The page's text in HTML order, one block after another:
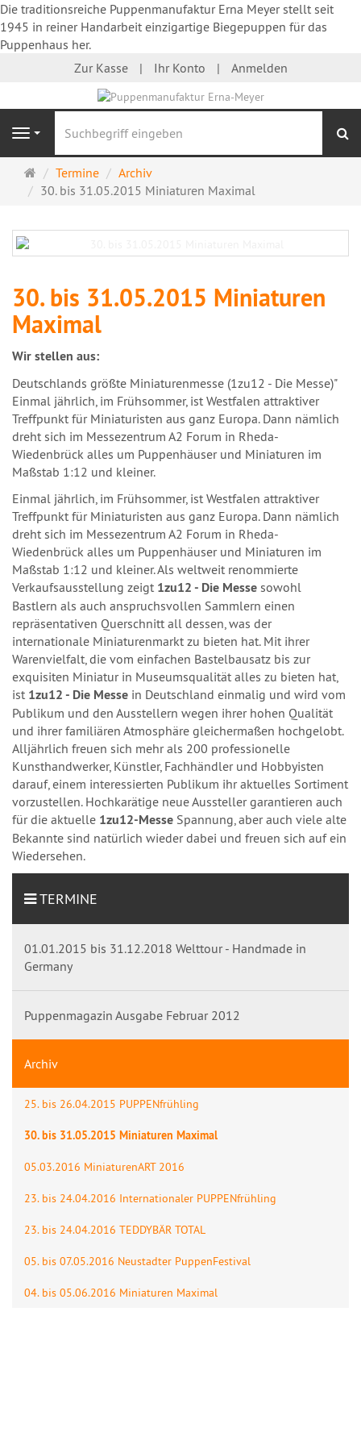
Die traditionsreiche Puppenmanufaktur Erna Meyer stellt seit
1945 in reiner Handarbeit einzigartige Biegepuppen für das
Puppenhaus her.
Zur Kasse
Ihr Konto Anmelden
Navigation
Startseite
Termine
Archiv
30. bis 31.05.2015 Miniaturen Maximal
30. bis 31.05.2015 Miniaturen
Maximal
Wir stellen aus:
Deutschlands größte Miniaturenmesse (1zu12 - Die Messe)"
Einmal jährlich, im Frühsommer, ist Westfalen attraktiver
Treffpunkt für Miniaturisten aus ganz Europa. Dann nämlich
dreht sich im Messezentrum A2 Forum in Rheda-
Wiedenbrück alles um Puppenhäuser und Miniaturen im
Maßstab 1:12 und kleiner.
Einmal jährlich, im Frühsommer, ist Westfalen attraktiver
Treffpunkt für Miniaturisten aus ganz Europa. Dann nämlich
dreht sich im Messezentrum A2 Forum in Rheda-
Wiedenbrück alles um Puppenhäuser und Miniaturen im
Maßstab 1:12 und kleiner. Als weltweit renommierte
Verkaufsausstellung zeigt 1zu12 - Die Messe sowohl
Bastlern als auch anspruchsvollen Sammlern einen
repräsentativen Querschnitt all dessen, was der
internationale Miniaturenmarkt zu bieten hat. Mit ihrer
Warenvielfalt, die vom einfachen Bastelbausatz bis zur
exquisiten Miniatur in Museumsqualität alles zu bieten hat,
ist 1zu12 - Die Messe in Deutschland einmalig und wird vom
Publikum und den Ausstellern wegen ihrer hohen Qualität
und ihrer familiären Atmosphäre gleichermaßen hochgelobt.
Alljährlich freuen sich mehr als 200 professionelle
Kunsthandwerker, Künstler, Fachhändler und Hobbyisten
darauf, einem interessierten Publikum ihr aktuelles Sortiment
vorzustellen. Hochkarätige neue Aussteller garantieren auch
für die aktuelle 1zu12-Messe Spannung, aber auch viele alte
Bekannte sind natürlich wieder dabei und freuen sich auf ein
Wiedersehen.
TERMINE
01.01.2015 bis 31.12.2018 Welttour - Handmade in
Germany
Puppenmagazin Ausgabe Februar 2012
Archiv
25. bis 26.04.2015 PUPPENfrühling
30. bis 31.05.2015 Miniaturen Maximal
05.03.2016 MiniaturenART 2016
23. bis 24.04.2016 Internationaler PUPPENfrühling
23. bis 24.04.2016 TEDDYBÄR TOTAL
05. bis 07.05.2016 Neustadter PuppenFestival
04. bis 05.06.2016 Miniaturen Maximal